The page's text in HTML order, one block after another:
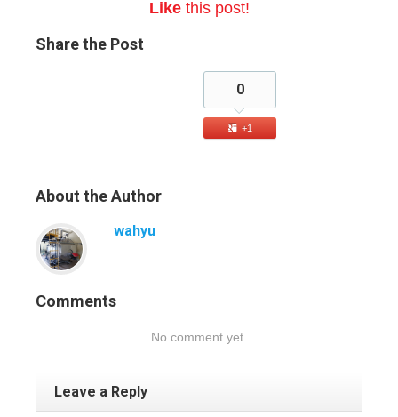
Likethis post!
Sharethe Post
0
+1
About the Author
wahyu
Comments
No comment yet.
Leave a Reply